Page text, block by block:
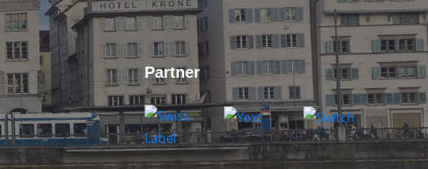
Partner